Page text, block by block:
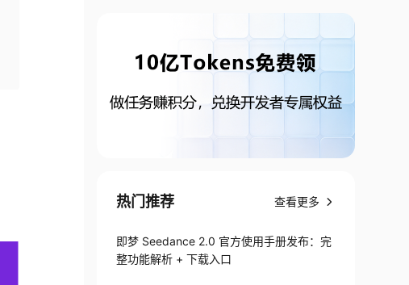
热门推荐 查看更多
即梦 Seedance 2.0 官方使用手册发布：完
整功能解析 + 下载入口